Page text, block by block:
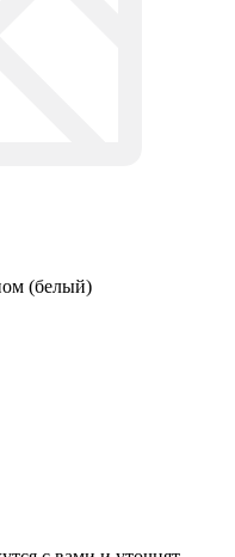
с вами и уточнят
его нету то закажут его